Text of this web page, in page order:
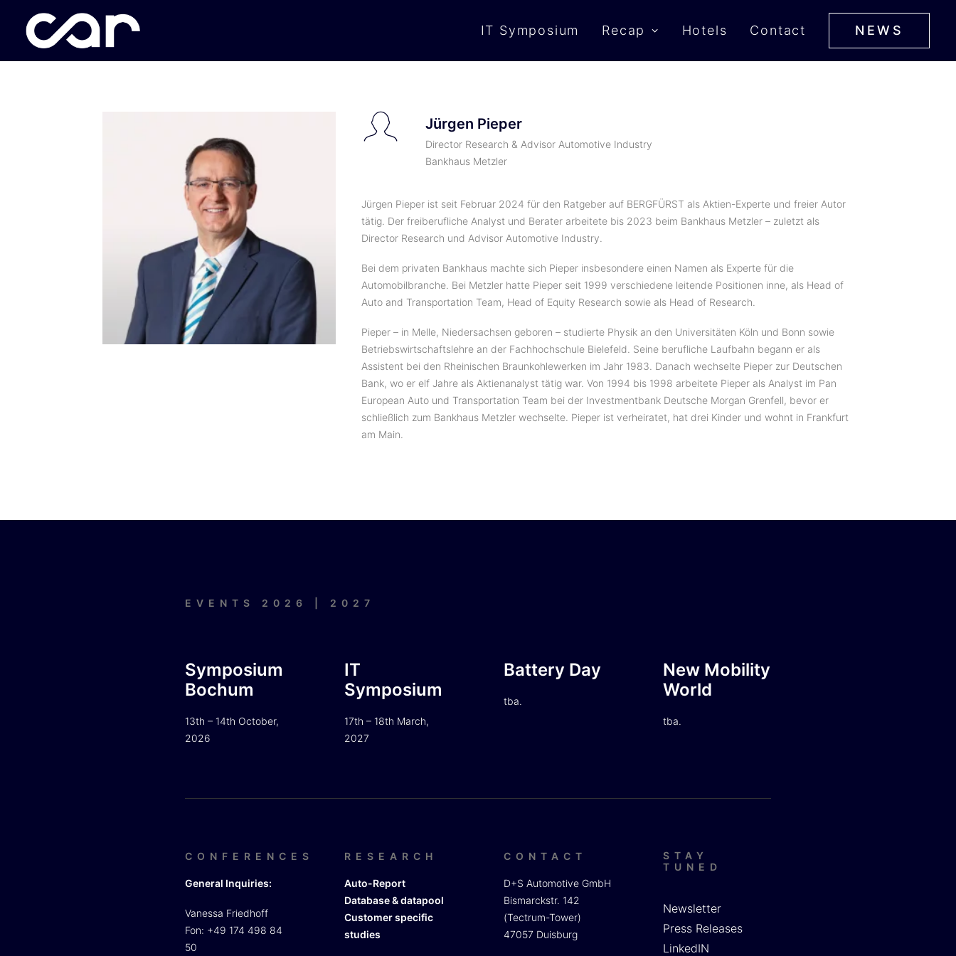
IT Symposium Recap Hotels Contact NEWS
Jürgen Pieper
Director Research & Advisor Automotive Industry
Bankhaus Metzler
Jürgen Pieper ist seit Februar 2024 für den Ratgeber auf BERGFÜRST als Aktien-Experte und freier Autor
tätig. Der freiberufliche Analyst und Berater arbeitete bis 2023 beim Bankhaus Metzler – zuletzt als
Director Research und Advisor Automotive Industry.
Bei dem privaten Bankhaus machte sich Pieper insbesondere einen Namen als Experte für die
Automobilbranche. Bei Metzler hatte Pieper seit 1999 verschiedene leitende Positionen inne, als Head of
Auto and Transportation Team, Head of Equity Research sowie als Head of Research.
Pieper – in Melle, Niedersachsen geboren – studierte Physik an den Universitäten Köln und Bonn sowie
Betriebswirtschaftslehre an der Fachhochschule Bielefeld. Seine berufliche Laufbahn begann er als
Assistent bei den Rheinischen Braunkohlewerken im Jahr 1983. Danach wechselte Pieper zur Deutschen
Bank, wo er elf Jahre als Aktienanalyst tätig war. Von 1994 bis 1998 arbeitete Pieper als Analyst im Pan
European Auto und Transportation Team bei der Investmentbank Deutsche Morgan Grenfell, bevor er
schließlich zum Bankhaus Metzler wechselte. Pieper ist verheiratet, hat drei Kinder und wohnt in Frankfurt
am Main.
EVENTS 2026 | 2027
Symposium
Bochum
13th – 14th October,
2026
IT
Symposium
17th – 18th March,
2027
Battery Day
tba.
New Mobility
World
tba.
CONFERENCES
General Inquiries:
Vanessa Friedhoff
Fon: +49 174 498 84
50
RESEARCH
Auto-Report
Database & datapool
Customer specific
studies
CONTACT
D+S Automotive GmbH
Bismarckstr. 142
(Tectrum-Tower)
47057 Duisburg
STAY
TUNED
Newsletter
Press Releases
LinkedIN